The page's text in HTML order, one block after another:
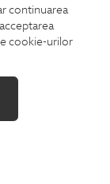
continuarea
cookie-urilor